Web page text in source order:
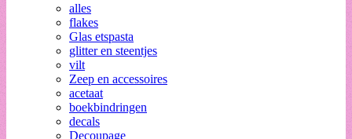
alles
flakes
Glas etspasta
glitter en steentjes
vilt
Zeep en accessoires
acetaat
boekbindringen
decals
Decoupage